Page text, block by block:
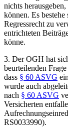
nichts
können. Es
Regressrecht zu
entrichteten
könne.
3. Der OGH hat
beurteilenden
dass § 60 ASVG
wurde auch
nach § 60 ASVG
Versicherten
RS0033990).